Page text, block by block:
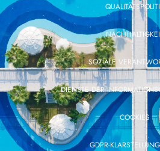
SOZIALE
DIENSTE DER
COOKIES
GDPR-